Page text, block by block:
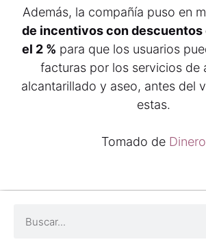
Además, la compañía puso en
de incentivos con descuentos
el 2 % para que los usuarios
facturas por los servicios de
alcantarillado y aseo, antes del
estas.
Tomado de Dinero